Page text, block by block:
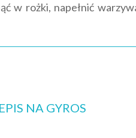
w rożki, napełnić
NA GYROS